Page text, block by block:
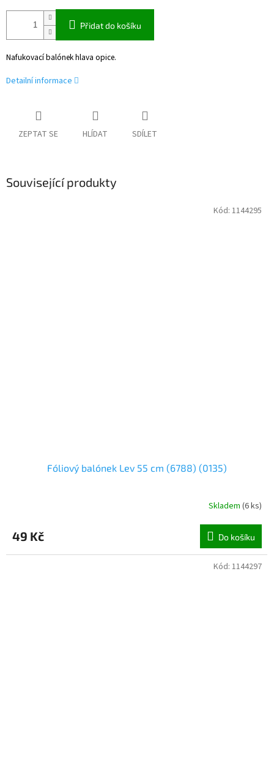
Přidat do košíku
Nafukovací balónek hlava opice.
Detailní informace
ZEPTAT SE HLÍDAT SDÍLET
Související produkty
Fóliový balónek Lev 55 cm (6788) (0135)
Skladem (6 ks)
49 Kč Do košíku
Kód: 1144295
Kód: 1144297